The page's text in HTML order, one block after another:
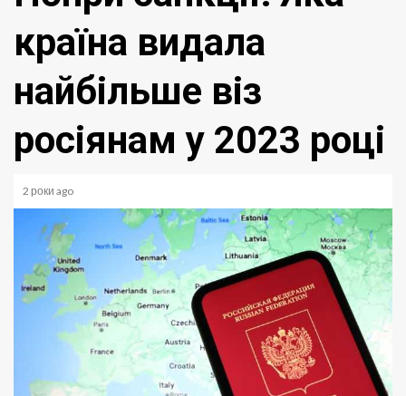
країна видала
найбільше віз
росіянам у 2023 році
2 роки ago